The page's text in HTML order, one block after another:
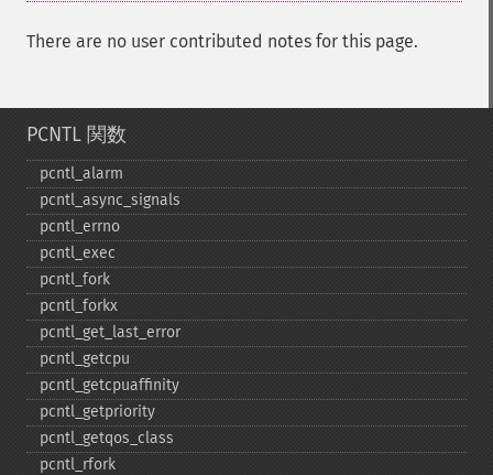
There are no user contributed notes for this page.
PCNTL 関数
pcntl_​alarm
pcntl_​async_​signals
pcntl_​errno
pcntl_​exec
pcntl_​fork
pcntl_​forkx
pcntl_​get_​last_​error
pcntl_​getcpu
pcntl_​getcpuaffinity
pcntl_​getpriority
pcntl_​getqos_​class
pcntl_​rfork